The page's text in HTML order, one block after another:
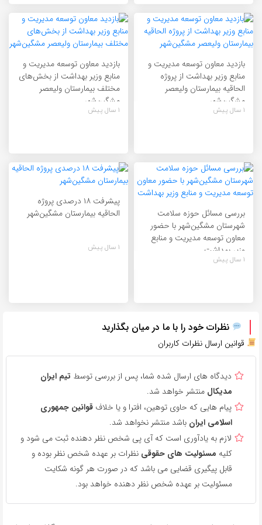
بازدید معاون توسعه مدیریت و
منابع وزیر بهداشت از پروژه
الحاقیه بیمارستان ولیعصر
مشگین‌شهر
1 سال پیش
بازدید معاون توسعه مدیریت و
منابع وزیر بهداشت از بخش‌های
مختلف بیمارستان ولیعصر
مشگین‌شهر
1 سال پیش
بررسی مسائل حوزه سلامت
شهرستان مشگین‌شهر با حضور
معاون توسعه مدیریت و منابع
وزیر بهداشت
1 سال پیش
پیشرفت ۱۸ درصدی پروژه
الحاقیه بیمارستان مشگین‌شهر
1 سال پیش
نظرات خود را با ما در میان بگذارید
قوانین ارسال نظرات کاربران
دیدگاه های ارسال شده شما، پس از بررسی توسط تیم ایران
مدیکال منتشر خواهد شد.
پیام هایی که حاوی توهین، افترا و یا خلاف قوانین جمهوری
اسلامی ایران باشد منتشر نخواهد شد.
لازم به یادآوری است که آی پی شخص نظر دهنده ثبت می شود و
کلیه مسئولیت های حقوقی نظرات بر عهده شخص نظر بوده و
قابل پیگیری قضایی می باشد که در صورت هر گونه شکایت
مسئولیت بر عهده شخص نظر دهنده خواهد بود.